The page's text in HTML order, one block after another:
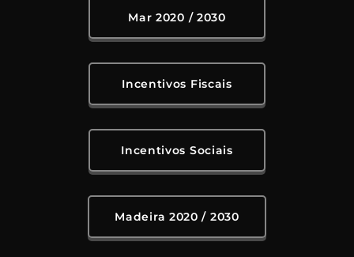
Mar 2020 / 2030
Incentivos Fiscais
Incentivos Sociais
Madeira 2020 / 2030